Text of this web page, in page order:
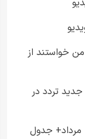
من خواستند از
تردد در